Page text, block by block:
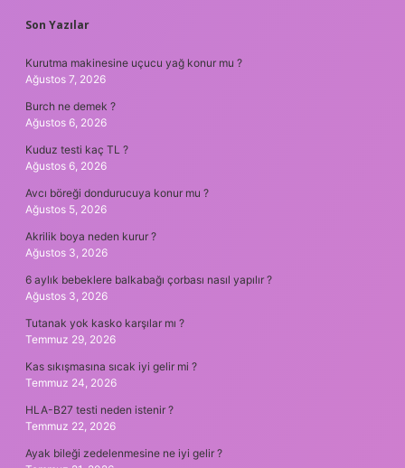
SIDEBAR
Son Yazılar
Kurutma makinesine uçucu yağ konur mu ?
Ağustos 7, 2026
Burch ne demek ?
Ağustos 6, 2026
Kuduz testi kaç TL ?
Ağustos 6, 2026
Avcı böreği dondurucuya konur mu ?
Ağustos 5, 2026
Akrilik boya neden kurur ?
Ağustos 3, 2026
6 aylık bebeklere balkabağı çorbası nasıl yapılır ?
Ağustos 3, 2026
Tutanak yok kasko karşılar mı ?
Temmuz 29, 2026
Kas sıkışmasına sıcak iyi gelir mi ?
Temmuz 24, 2026
HLA-B27 testi neden istenir ?
Temmuz 22, 2026
Ayak bileği zedelenmesine ne iyi gelir ?